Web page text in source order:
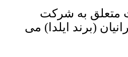
متعلق به شرکت
(برند ایلدا) می